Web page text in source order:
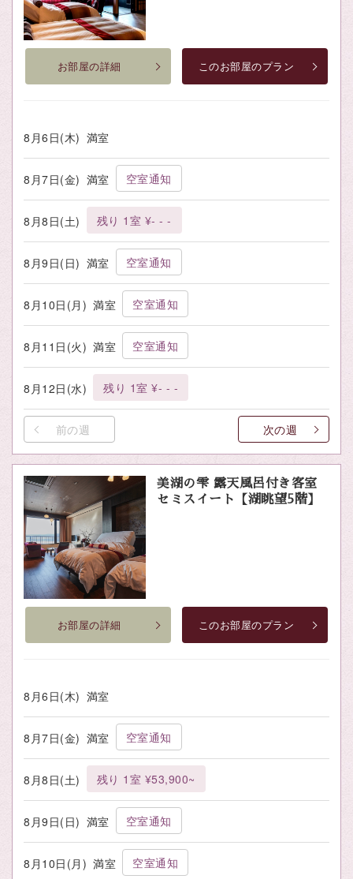
お部屋の詳細 このお部屋のプラン
8月6日(木) 満室
8月7日(金) 満室 空室通知
8月8日(土) 残り 1室 ¥- - -
8月9日(日) 満室 空室通知
8月10日(月) 満室 空室通知
8月11日(火) 満室 空室通知
8月12日(水) 残り 1室 ¥- - -
前の週 次の週
美湖の雫 露天風呂付き客室
セミスイート【湖眺望5階】
お部屋の詳細 このお部屋のプラン
8月6日(木) 満室
8月7日(金) 満室 空室通知
8月8日(土) 残り 1室 ¥53,900~
8月9日(日) 満室 空室通知
8月10日(月) 満室 空室通知